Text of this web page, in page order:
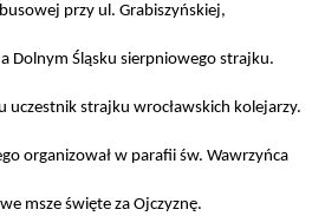
przy ul. Grabiszyńskiej,
Dolnym Śląsku sierpniowego strajku.
uczestnik strajku wrocławskich kolejarzy.
organizował w parafii św. Wawrzyńca
msze święte za Ojczyznę.